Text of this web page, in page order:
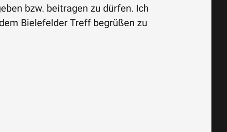
bzw. beitragen zu dürfen. Ich
Bielefelder Treff begrüßen zu